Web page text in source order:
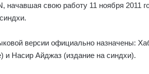
свою работу 11 ноября 2011
версии официально назначены:
и Насир Айджаз (издание на синдхи).